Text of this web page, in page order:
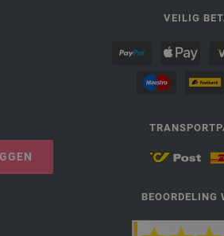
VEILIG
BEOORDELING